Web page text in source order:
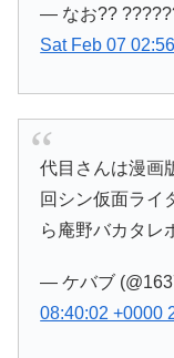
— なお??
Sat Feb 07
代目さんは漫画
回シン仮面ライ
ら庵野バカタレ
— ケバブ
08:40:02 +0000